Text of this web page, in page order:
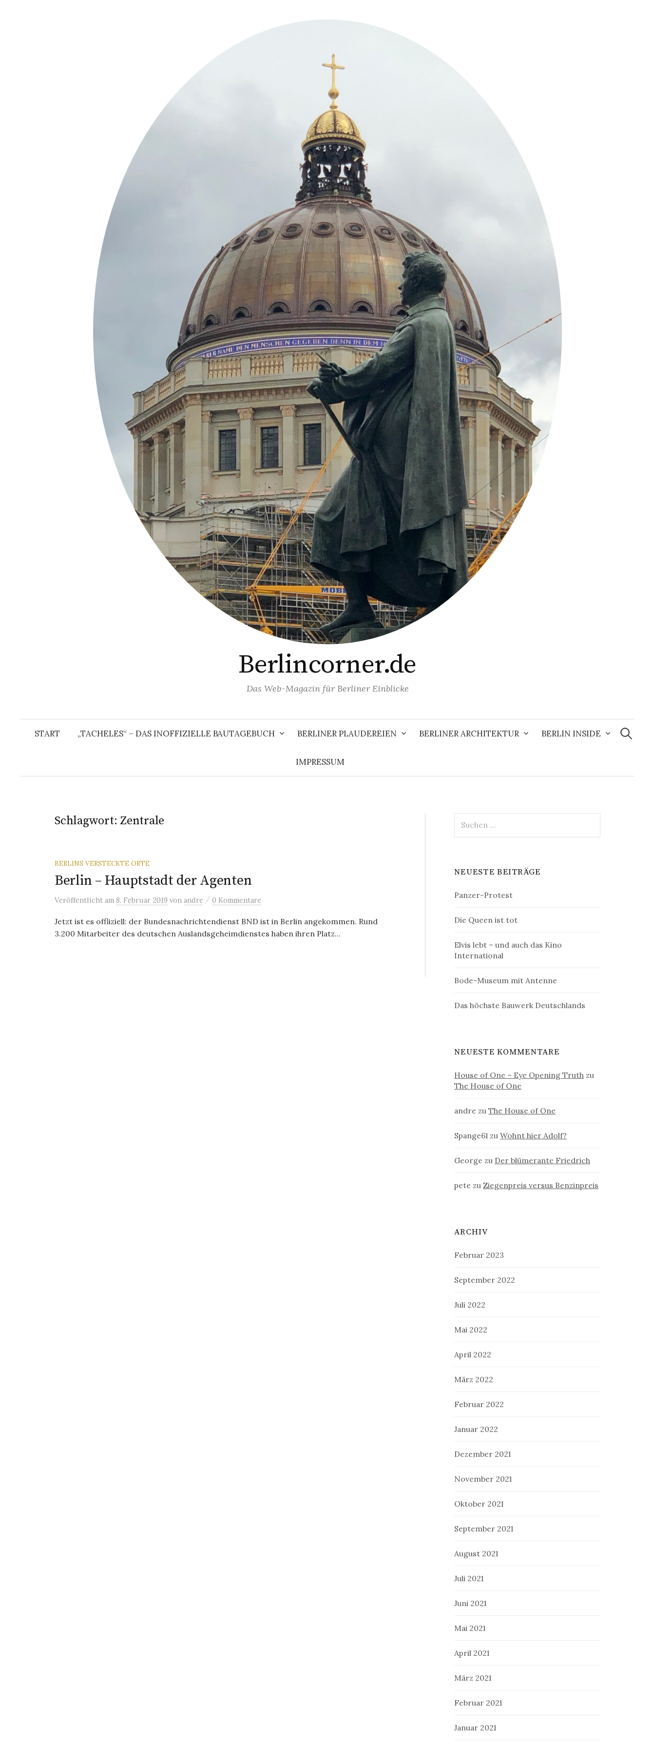
Berlincorner.de
Das Web-Magazin für Berliner Einblicke
START „TACHELES“ – DAS INOFFIZIELLE BAUTAGEBUCH BERLINER PLAUDEREIEN BERLINER ARCHITEKTUR BERLIN INSIDE
IMPRESSUM
Suchen
nach:
Schlagwort: Zentrale
BERLINS VERSTECKTE ORTE
Berlin – Hauptstadt der Agenten
Veröffentlicht am 8. Februar 2019 von andre / 0 Kommentare
Jetzt ist es offliziell: der Bundesnachrichtendienst BND ist in Berlin angekommen. Rund
3.200 Mitarbeiter des deutschen Auslandsgeheimdienstes haben ihren Platz...
nach:
NEUESTE BEITRÄGE
Panzer-Protest
Die Queen ist tot
Elvis lebt – und auch das Kino
International
Bode-Museum mit Antenne
Das höchste Bauwerk Deutschlands
NEUESTE KOMMENTARE
House of One – Eye Opening Truth zu
The House of One
andre zuThe House of One
Spange61 zuWohnt hier Adolf?
George zu Der blümerante Friedrich
pete zu Ziegenpreis versus Benzinpreis
ARCHIV
Februar 2023
September 2022
Juli 2022
Mai 2022
April 2022
März 2022
Februar 2022
Januar 2022
Dezember 2021
November 2021
Oktober 2021
September 2021
August 2021
Juli 2021
Juni 2021
Mai 2021
April 2021
März 2021
Februar 2021
Januar 2021